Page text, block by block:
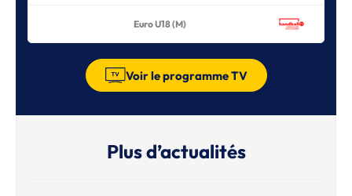
Euro U18 (M)
Voir le programme TV
Plus d’actualités